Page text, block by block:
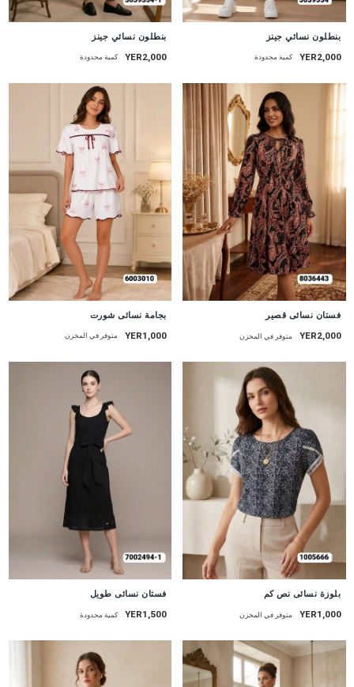
بنطلون نسائي جينز
YER2,000 كمية محدودة
بنطلون نسائي جينز
YER2,000 كمية محدودة
فستان نسائى قصير
YER2,000 متوفر في المخزن
بجامة نسائى شورت
YER1,000 متوفر في المخزن
جديد
بلوزة نسائى نص كم
YER1,000 متوفر في المخزن
جديد
فستان نسائى طويل
YER1,500 كمية محدودة